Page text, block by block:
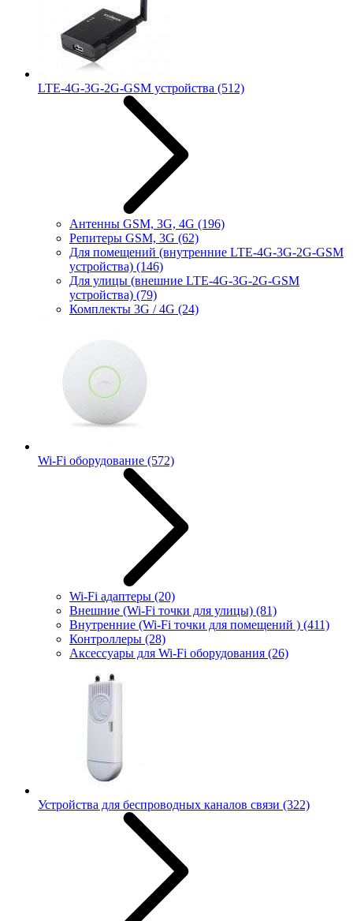
LTE-4G-3G-2G-GSM устройства (512)
Антенны GSM, 3G, 4G (196)
Репитеры GSM, 3G (62)
Для помещений (внутренние LTE-4G-3G-2G-GSM
устройства) (146)
Для улицы (внешние LTE-4G-3G-2G-GSM
устройства) (79)
Комплекты 3G / 4G (24)
Wi-Fi оборудование (572)
Wi-Fi адаптеры (20)
Внешние (Wi-Fi точки для улицы) (81)
Внутренние (Wi-Fi точки для помещений ) (411)
Контроллеры (28)
Аксессуары для Wi-Fi оборудования (26)
Устройства для беспроводных каналов связи (322)